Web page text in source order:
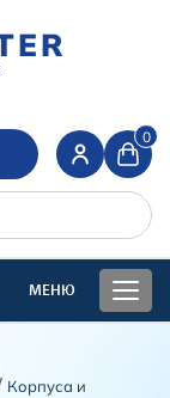
0
Корпуса и